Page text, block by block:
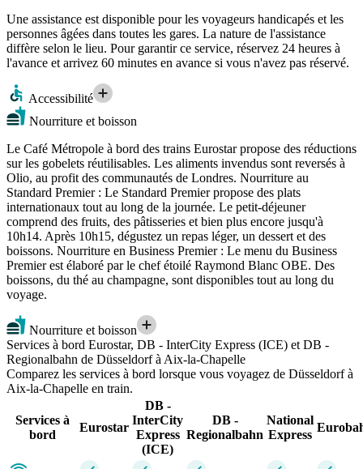
Une assistance est disponible pour les voyageurs handicapés et les
personnes âgées dans toutes les gares. La nature de l'assistance
diffère selon le lieu. Pour garantir ce service, réservez 24 heures à
l'avance et arrivez 60 minutes en avance si vous n'avez pas réservé.
Accessibilité
Nourriture et boisson
Le Café Métropole à bord des trains Eurostar propose des réductions
sur les gobelets réutilisables. Les aliments invendus sont reversés à
Olio, au profit des communautés de Londres. Nourriture au
Standard Premier : Le Standard Premier propose des plats
internationaux tout au long de la journée. Le petit-déjeuner
comprend des fruits, des pâtisseries et bien plus encore jusqu'à
10h14. Après 10h15, dégustez un repas léger, un dessert et des
boissons. Nourriture en Business Premier : Le menu du Business
Premier est élaboré par le chef étoilé Raymond Blanc OBE. Des
boissons, du thé au champagne, sont disponibles tout au long du
voyage.
Nourriture et boisson
Services à bord Eurostar, DB - InterCity Express (ICE) et DB -
Regionalbahn de Düsseldorf à Aix-la-Chapelle
Comparez les services à bord lorsque vous voyagez de Düsseldorf à
Aix-la-Chapelle en train.
Services à
bord
Eurostar
DB -
InterCity
Express
(ICE)
DB -
Regionalbahn
National
Express